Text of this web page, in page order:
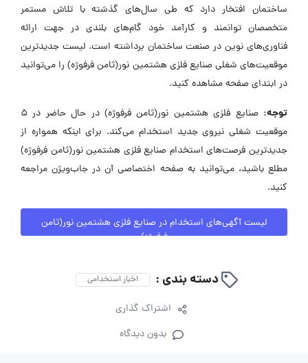
ساختمان افتخار دارد که طی سال‌های گذشته با تلاش مستمر
متخصصان توانمند و کارآمد خود گام‌های بلندی در جهت ارائه
فناوری‌های نوین در صنعت ساختمان برداشته است. لیست جدیدترین
موقعیت‌های شغلی صنایع فلزی هشتمین نور(ثامن فرفوژه) را می‌توانید
در ابتدای صفحه مشاهده کنید.
توجه:
صنایع فلزی هشتمین نور(ثامن فرفوژه) در حال حاضر در ۵
موقعیت شغلی نیروی جدید استخدام می‌کند. برای اینکه همواره از
جدیدترین فرصت‌های استخدام صنایع فلزی هشتمین نور(ثامن فرفوژه)
مطلع باشید، می‌توانید به صفحه اختصاصی آن در جاب‌ویژن مراجعه
کنید.
لیست آگهی‌های استخدام در صنایع فلزی هشتمین نور(ثامن
فرفوژه)
دسته بندی : اخبار استخدامی
اشتراک گذاری
بدون دیدگاه